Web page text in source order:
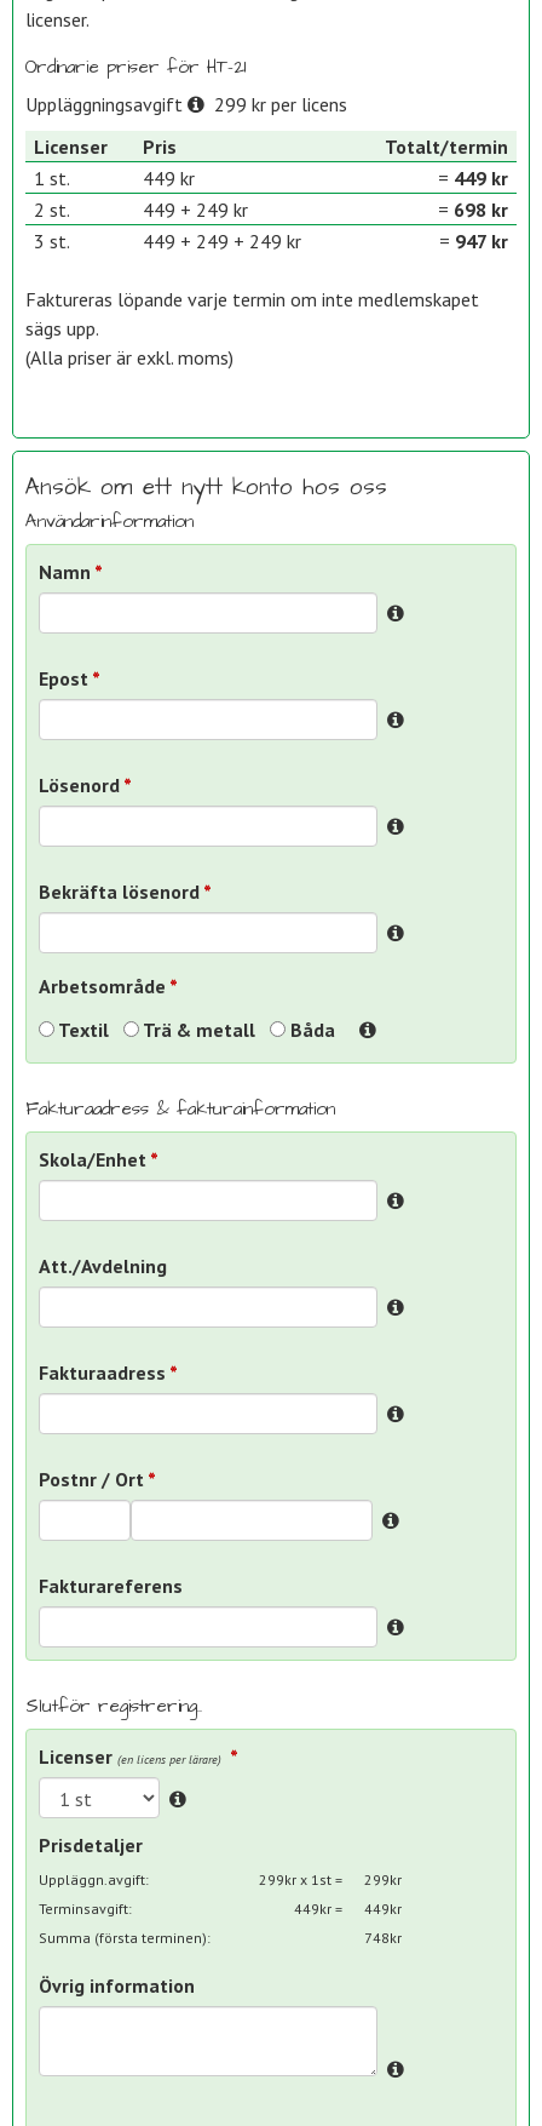
licenser.
Ordinarie priser för HT-21
Uppläggningsavgift
299 kr per licens
Licenser
Pris
Totalt/termin
1 st.
449 kr = 449 kr
2 st.
449 + 249 kr = 698 kr
3 st.
449 + 249 + 249 kr = 947 kr
Faktureras löpande varje termin om inte medlemskapet
sägs upp.
(Alla priser är exkl. moms)
Ansök om ett nytt konto hos oss
Användarinformation
Namn
Epost
Lösenord
Bekräfta lösenord
Arbetsområde
Textil
Trä & metall Båda
Fakturaadress & fakturainformation
Skola/Enhet
Att./Avdelning
Fakturaadress
Postnr / Ort
Fakturareferens
Slutför registrering..
Licenser (en licens per lärare)
Prisdetaljer
Uppläggn.avgift: 299kr x 1st =
299kr
Terminsavgift:
449kr =
449kr
Summa (första terminen):
748kr
Övrig information